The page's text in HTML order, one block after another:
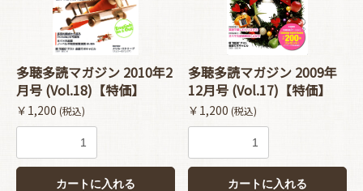
多聴多読マガジン 2010年2
月号 (Vol.18)【特価】
￥1,200 (税込)
カートに入れる
多聴多読マガジン 2009年
12月号 (Vol.17)【特価】
￥1,200 (税込)
カートに入れる